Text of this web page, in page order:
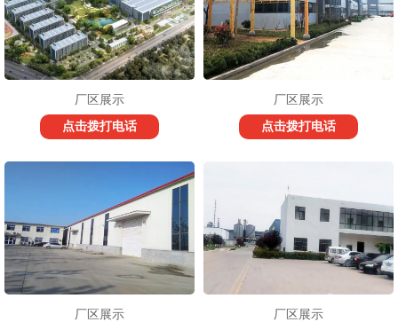
厂区展示
点击拨打电话
厂区展示
点击拨打电话
厂区展示
厂区展示